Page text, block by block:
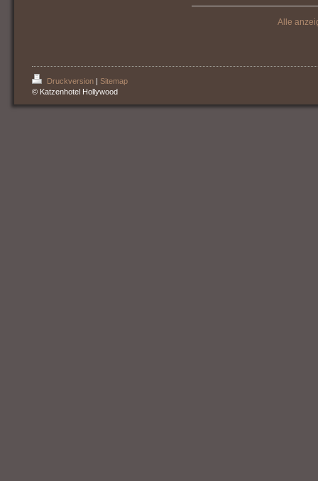
Alle
Druckversion | Sitemap
© Katzenhotel Hollywood